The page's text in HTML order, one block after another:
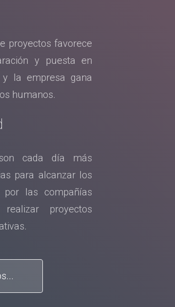
proyectos favorece
y puesta en
la empresa gana
humanos.
cada día más
para alcanzar los
por las compañías
proyectos